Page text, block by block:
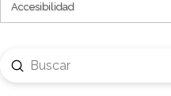
Accesibilidad
Search
Submit